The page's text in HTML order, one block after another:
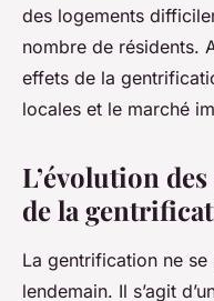
des logements
nombre de résidents.
effets de la
locales et le marché
L’évolution
de la
La gentrification ne
lendemain. Il s’agit